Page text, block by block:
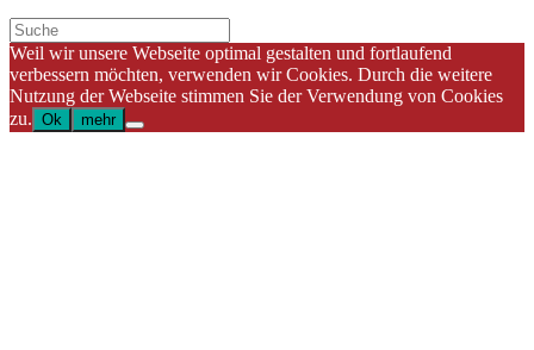
Weil wir unsere Webseite optimal gestalten und fortlaufend
verbessern möchten, verwenden wir Cookies. Durch die weitere
Nutzung der Webseite stimmen Sie der Verwendung von Cookies
zu. Ok mehr